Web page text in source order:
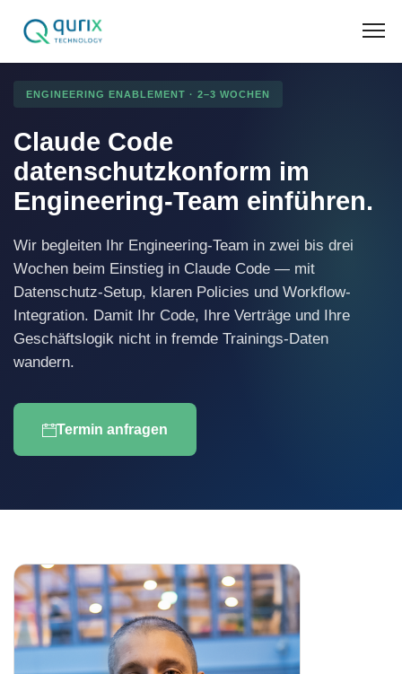
ENGINEERING ENABLEMENT · 2–3 WOCHEN
Claude Code
datenschutzkonform im
Engineering-Team einführen.
Wir begleiten Ihr Engineering-Team in zwei bis drei
Wochen beim Einstieg in Claude Code — mit
Datenschutz-Setup, klaren Policies und Workflow-
Integration. Damit Ihr Code, Ihre Verträge und Ihre
Geschäftslogik nicht in fremde Trainings-Daten
wandern.
Termin anfragen